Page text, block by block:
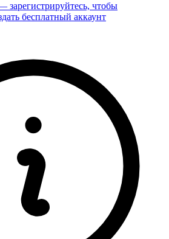
зарегистрируйтесь, чтобы
бесплатный аккаунт